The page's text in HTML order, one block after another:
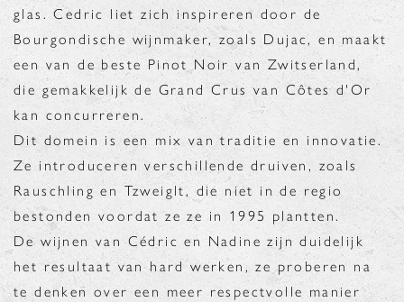
glas. Cedric liet zich inspireren door de
Bourgondische wijnmaker, zoals Dujac, en maakt
een van de beste Pinot Noir van Zwitserland,
die gemakkelijk de Grand Crus van Côtes d'Or
kan concurreren.
Dit domein is een mix van traditie en innovatie.
Ze introduceren verschillende druiven, zoals
Rauschling en Tzweiglt, die niet in de regio
bestonden voordat ze ze in 1995 plantten.
De wijnen van Cédric en Nadine zijn duidelijk
het resultaat van hard werken, ze proberen na
te denken over een meer respectvolle manier